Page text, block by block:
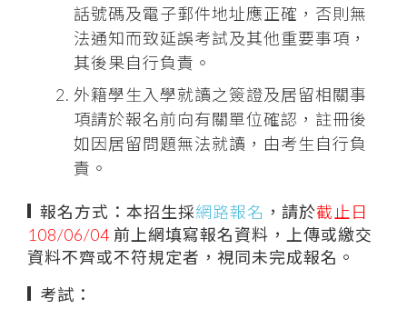
話號碼及電子郵件地址應正確，否則無
法通知而致延誤考試及其他重要事項，
其後果自行負責。
外籍學生入學就讀之簽證及居留相關事
項請於報名前向有關單位確認，註冊後
如因居留問題無法就讀，由考生自行負
責。
報名方式：本招生採網路報名 ，請於截止日
108/06/04 前上網填寫報名資料，上傳或繳交
資料不齊或不符規定者，視同未完成報名。
考試：